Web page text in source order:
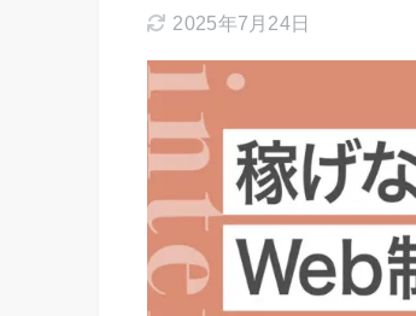
2025年7月24日